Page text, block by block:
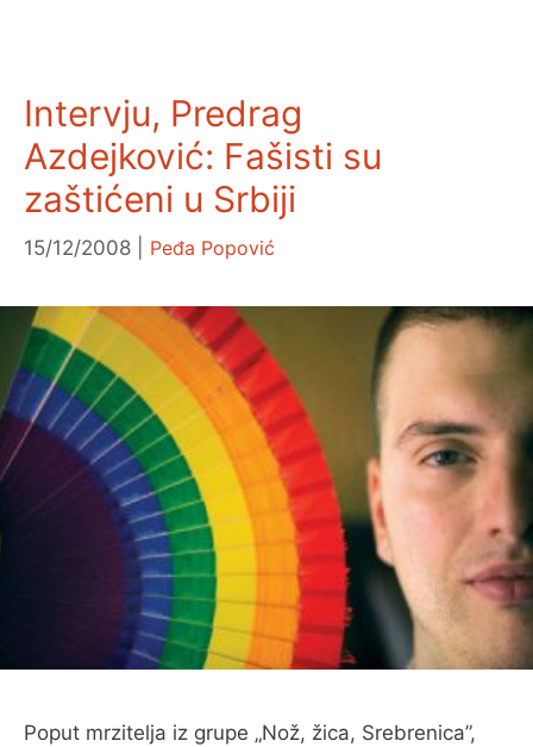
Intervju, Predrag
Azdejković: Fašisti su
zaštićeni u Srbiji
15/12/2008 Peđa Popović
Poput mrzitelja iz grupe „Nož, žica, Srebrenica”,